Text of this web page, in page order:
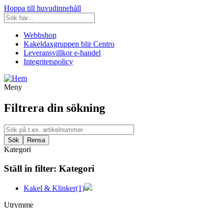
Hoppa till huvudinnehåll
Webbshop
Kakeldaxgruppen blir Centro
Leveransvillkor e-handel
Integritetspolicy
Meny
Filtrera din sökning
Kategori
Ställ in filter: Kategori
Kakel & Klinker(1)
Utrymme